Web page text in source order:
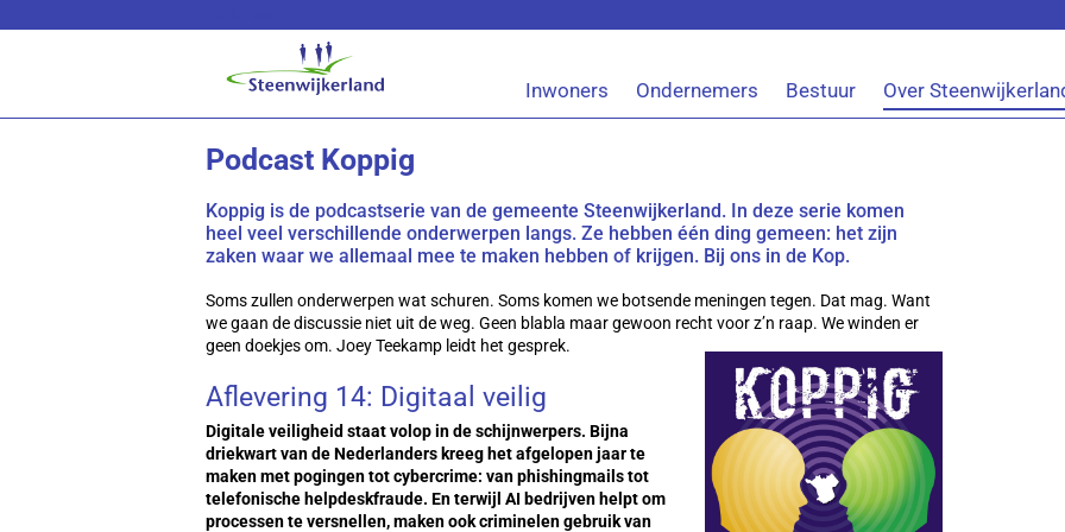
Inwoners Ondernemers Bestuur Over
Podcast Koppig
Koppig is de podcastserie van de gemeente Steenwijkerland. In deze serie komen
heel veel verschillende onderwerpen langs. Ze hebben één ding gemeen: het zijn
zaken waar we allemaal mee te maken hebben of krijgen. Bij ons in de Kop.
Soms zullen onderwerpen wat schuren. Soms komen we botsende meningen tegen. Dat mag. Want
we gaan de discussie niet uit de weg. Geen blabla maar gewoon recht voor z’n raap. We winden er
geen doekjes om. Joey Teekamp leidt het gesprek.
Aflevering 14: Digitaal veilig
Digitale veiligheid staat volop in de schijnwerpers. Bijna
driekwart van de Nederlanders kreeg het afgelopen jaar te
maken met pogingen tot cybercrime: van phishingmails tot
telefonische helpdeskfraude. En terwijl AI bedrijven helpt om
processen te versnellen, maken ook criminelen gebruik van